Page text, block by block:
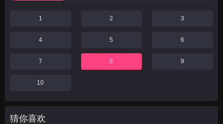
1 2 3
4 5 6
7 8 9
10
猜你喜欢